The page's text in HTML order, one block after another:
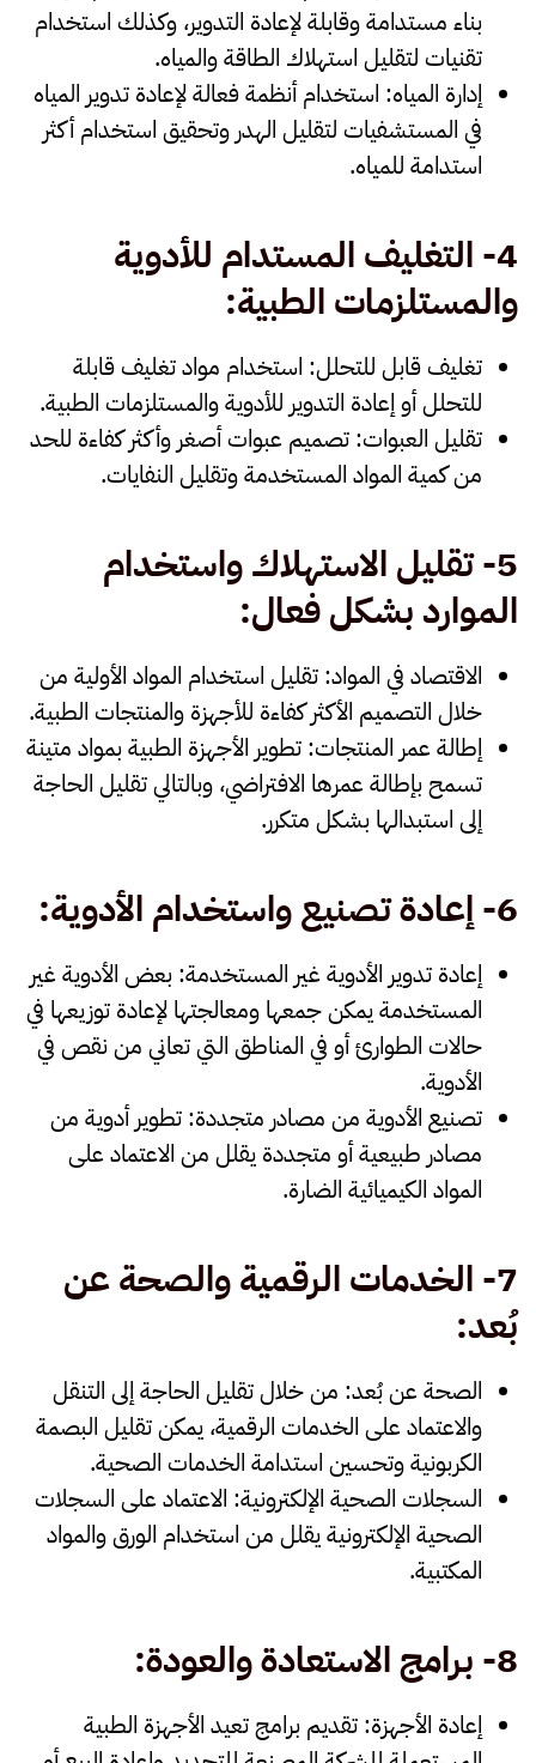
بناء مستدامة وقابلة لإعادة التدوير، وكذلك استخدام
تقنيات لتقليل استهلاك الطاقة والمياه.
إدارة المياه: استخدام أنظمة فعالة لإعادة تدوير المياه
في المستشفيات لتقليل الهدر وتحقيق استخدام أكثر
استدامة للمياه.
4- التغليف المستدام للأدوية
والمستلزمات الطبية:
تغليف قابل للتحلل: استخدام مواد تغليف قابلة
للتحلل أو إعادة التدوير للأدوية والمستلزمات الطبية.
تقليل العبوات: تصميم عبوات أصغر وأكثر كفاءة للحد
من كمية المواد المستخدمة وتقليل النفايات.
5- تقليل الاستهلاك واستخدام
الموارد بشكل فعال:
الاقتصاد في المواد: تقليل استخدام المواد الأولية من
خلال التصميم الأكثر كفاءة للأجهزة والمنتجات الطبية.
إطالة عمر المنتجات: تطوير الأجهزة الطبية بمواد متينة
تسمح بإطالة عمرها الافتراضي، وبالتالي تقليل الحاجة
إلى استبدالها بشكل متكرر.
6- إعادة تصنيع واستخدام الأدوية:
إعادة تدوير الأدوية غير المستخدمة: بعض الأدوية غير
المستخدمة يمكن جمعها ومعالجتها لإعادة توزيعها في
حالات الطوارئ أو في المناطق التي تعاني من نقص في
الأدوية.
تصنيع الأدوية من مصادر متجددة: تطوير أدوية من
مصادر طبيعية أو متجددة يقلل من الاعتماد على
المواد الكيميائية الضارة.
7- الخدمات الرقمية والصحة عن
بُعد:
الصحة عن بُعد: من خلال تقليل الحاجة إلى التنقل
والاعتماد على الخدمات الرقمية، يمكن تقليل البصمة
الكربونية وتحسين استدامة الخدمات الصحية.
السجلات الصحية الإلكترونية: الاعتماد على السجلات
الصحية الإلكترونية يقلل من استخدام الورق والمواد
المكتبية.
8- برامج الاستعادة والعودة:
إعادة الأجهزة: تقديم برامج تعيد الأجهزة الطبية